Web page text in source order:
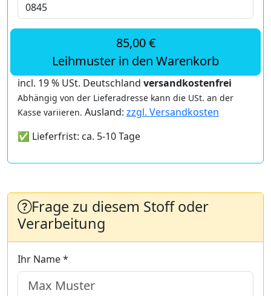
85,00 €
Leihmuster in den Warenkorb
incl. 19 % USt. Deutschland versandkostenfrei
Abhängig von der Lieferadresse kann die USt. an der
Kasse variieren. Ausland: zzgl. Versandkosten
✅ Lieferfrist: ca. 5-10 Tage
Frage zu diesem Stoff oder
Verarbeitung
Ihr Name *